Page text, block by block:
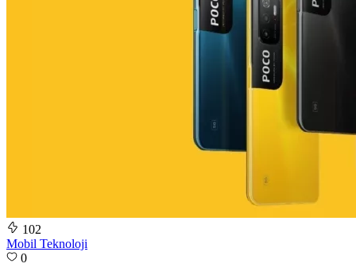
102
Mobil Teknoloji
0